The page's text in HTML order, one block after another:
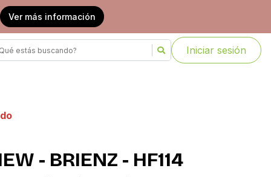
Ver más información
Iniciar sesión
- BRIENZ - HF114